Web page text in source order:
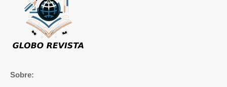
Sobre: